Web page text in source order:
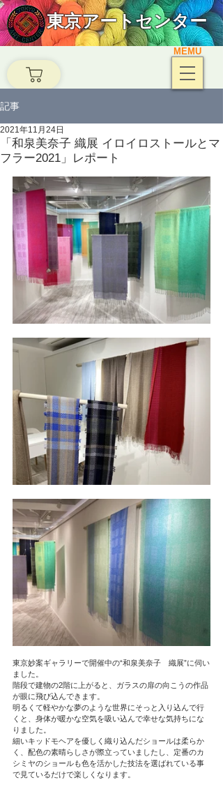
東京アートセンター
MEMU
記事
「和泉美奈子 織展 イロイロストールとマ
フラー2021」レポート
2021年11月24日
東京妙案ギャラリーで開催中の“和泉美奈子　織展”に伺い
ました。
階段で建物の2階に上がると、ガラスの扉の向こうの作品
が眼に飛び込んできます。
明るくて軽やかな夢のような世界にそっと入り込んで行
くと、身体が暖かな空気を吸い込んで幸せな気持ちにな
りました。
細いキッドモヘアを優しく織り込んだショールは柔らか
く、配色の素晴らしさが際立っていましたし、定番のカ
シミヤのショールも色を活かした技法を選ばれている事
で見ているだけで楽しくなります。